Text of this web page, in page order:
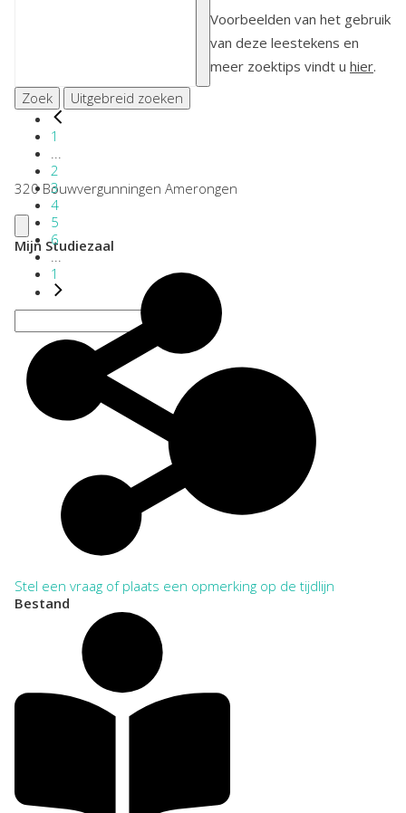
Voorbeelden van het gebruik
van deze leestekens en
meer zoektips vindt u hier.
Zoek
Uitgebreid zoeken
1
2
3
4
5
6
...
1
320 Bouwvergunningen Amerongen
Mijn Studiezaal
Stel een vraag of plaats een opmerking op de tijdlijn
Bestand